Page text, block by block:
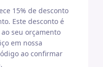
15% de desconto
Este desconto é
seu orçamento
em nossa
ao confirmar